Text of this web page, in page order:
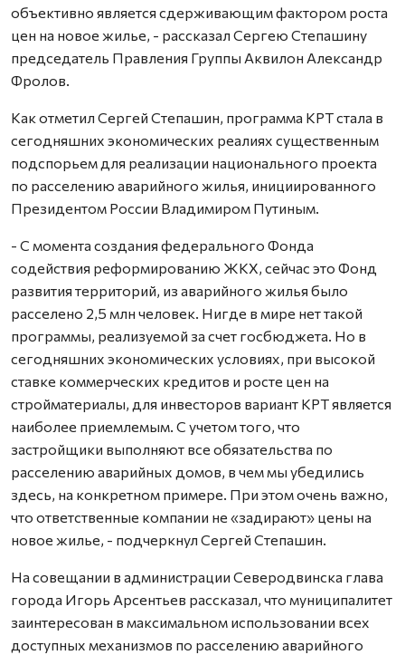
объективно является сдерживающим фактором роста
цен на новое жилье, - рассказал Сергею Степашину
председатель Правления Группы Аквилон Александр
Фролов.
Как отметил Сергей Степашин, программа КРТ стала в
сегодняшних экономических реалиях существенным
подспорьем для реализации национального проекта
по расселению аварийного жилья, инициированного
Президентом России Владимиром Путиным.
- С момента создания федерального Фонда
содействия реформированию ЖКХ, сейчас это Фонд
развития территорий, из аварийного жилья было
расселено 2,5 млн человек. Нигде в мире нет такой
программы, реализуемой за счет госбюджета. Но в
сегодняшних экономических условиях, при высокой
ставке коммерческих кредитов и росте цен на
стройматериалы, для инвесторов вариант КРТ является
наиболее приемлемым. С учетом того, что
застройщики выполняют все обязательства по
расселению аварийных домов, в чем мы убедились
здесь, на конкретном примере. При этом очень важно,
что ответственные компании не «задирают» цены на
новое жилье, - подчеркнул Сергей Степашин.
На совещании в администрации Северодвинска глава
города Игорь Арсентьев рассказал, что муниципалитет
заинтересован в максимальном использовании всех
доступных механизмов по расселению аварийного